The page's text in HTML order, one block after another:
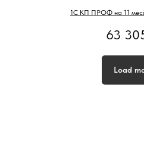
1С КП ПРОФ на 11
63
Load